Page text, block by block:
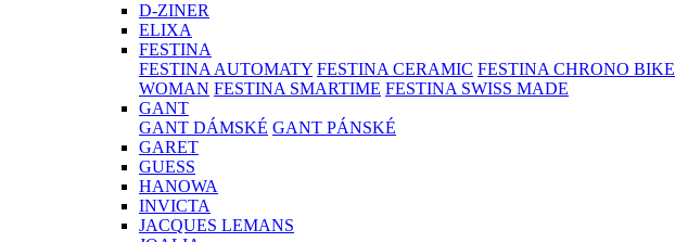
D-ZINER
ELIXA
FESTINA
FESTINA AUTOMATY FESTINA CERAMIC FESTINA CHRONO BIKE
WOMAN FESTINA SMARTIME FESTINA SWISS MADE
GANT
GANT DÁMSKÉ GANT PÁNSKÉ
GARET
GUESS
HANOWA
INVICTA
JACQUES LEMANS